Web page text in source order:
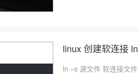
linux 创建软连接
ln –s 源文件 软连接文件